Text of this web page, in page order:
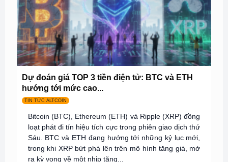
Dự đoán giá TOP 3 tiền điện tử: BTC và ETH
hướng tới mức cao...
TIN TỨC ALTCOIN
Bitcoin (BTC), Ethereum (ETH) và Ripple (XRP) đồng
loạt phát đi tín hiệu tích cực trong phiên giao dịch thứ
Sáu. BTC và ETH đang hướng tới những kỷ lục mới,
trong khi XRP bứt phá lên trên mô hình tăng giá, mở
ra kỳ vọng về một nhịp tăng...